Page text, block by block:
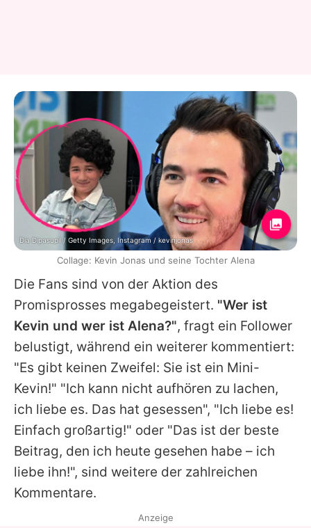
Die Fans sind von der Aktion des
Promisprosses megabegeistert. "Wer ist
Kevin und wer ist Alena?", fragt ein Follower
belustigt, während ein weiterer kommentiert:
"Es gibt keinen Zweifel: Sie ist ein Mini-
Kevin!" "Ich kann nicht aufhören zu lachen,
ich liebe es. Das hat gesessen", "Ich liebe es!
Einfach großartig!" oder "Das ist der beste
Beitrag, den ich heute gesehen habe – ich
liebe ihn!", sind weitere der zahlreichen
Kommentare.
Dia Dipasupil / Getty Images, Instagram / kevinjonas
Collage: Kevin Jonas und seine Tochter Alena
Anzeige